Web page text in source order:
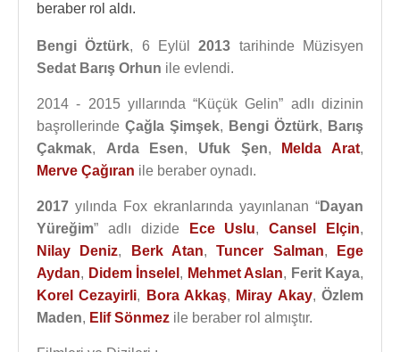
beraber rol aldı.
Bengi Öztürk, 6 Eylül2013 tarihinde Müzisyen
Sedat Barış Orhun ile evlendi.
2014 - 2015 yıllarında “Küçük Gelin” adlı dizinin
başrollerinde Çağla Şimşek, Bengi Öztürk, Barış
Çakmak, Arda Esen, Ufuk Şen, Melda Arat,
Merve Çağıran ile beraber oynadı.
2017 yılında Fox ekranlarında yayınlanan “Dayan
Yüreğim” adlı dizide Ece Uslu,Cansel Elçin,
Nilay Deniz, Berk Atan,Tuncer Salman,
Ege
Aydan, Didem İnselel , Mehmet Aslan, Ferit Kaya,
Korel Cezayirli, Bora Akkaş, Miray Akay,Özlem
Maden, Elif Sönmez ile beraber rol almıştır.